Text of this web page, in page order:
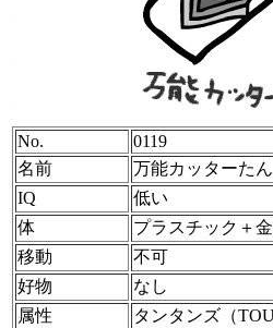
No.
0119
名前
万能カッターたん
IQ
低い
体
プラスチック＋
移動
不可
好物
なし
属性
タンタンズ（